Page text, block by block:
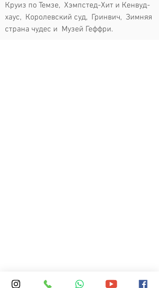
Круиз по Темзе, Хэмпстед-Хит и Кенвуд-
хаус, Королевский суд, Гринвич, Зимняя
страна чудес и Музей Геффри.